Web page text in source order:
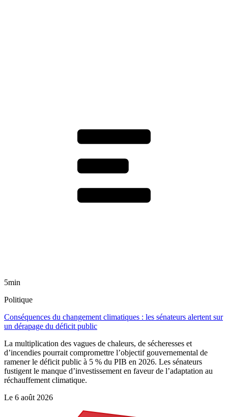
5min
Politique
Conséquences du changement climatiques : les sénateurs alertent sur
un dérapage du déficit public
La multiplication des vagues de chaleurs, de sécheresses et
d’incendies pourrait compromettre l’objectif gouvernemental de
ramener le déficit public à 5 % du PIB en 2026. Les sénateurs
fustigent le manque d’investissement en faveur de l’adaptation au
réchauffement climatique.
Le 6 août 2026